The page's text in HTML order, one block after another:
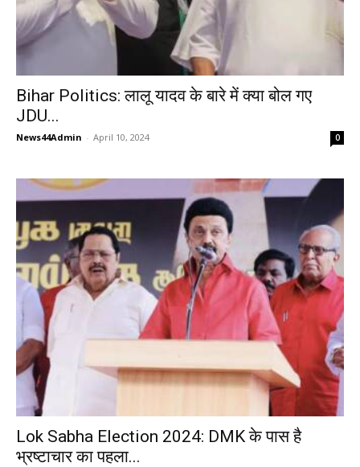
Bihar Politics: लालू यादव के बारे में क्या बोल गए
JDU...
News44Admin - April 10, 2024 0
Lok Sabha Election 2024: DMK के पास है
भ्रष्टाचार का पहला...